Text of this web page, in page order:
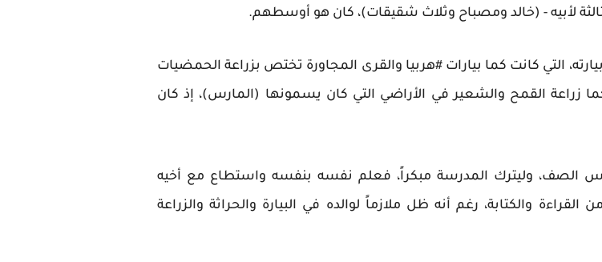
لأبيه - (خالد ومصباح وثلاث شقيقات)، كان هو أوسطهم.
التي كانت كما بيارات #هربيا والقرى المجاورة تختص بزراعة الحمضيات
زراعة القمح والشعير في الأراضي التي كان يسمونها (المارس)، إذ كان
الصف، وليترك المدرسة مبكراً، فعلم نفسه بنفسه واستطاع مع أخيه
والكتابة، رغم أنه ظل ملازماً لوالده في البيارة والحراثة والزراعة